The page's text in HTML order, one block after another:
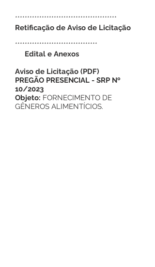
******************************************
Retificação de Aviso de Licitação
**********************************
Edital e Anexos
Aviso de Licitação (PDF)
PREGÃO PRESENCIAL - SRP Nº
10/2023
Objeto: FORNECIMENTO DE
GÊNEROS ALIMENTÍCIOS.